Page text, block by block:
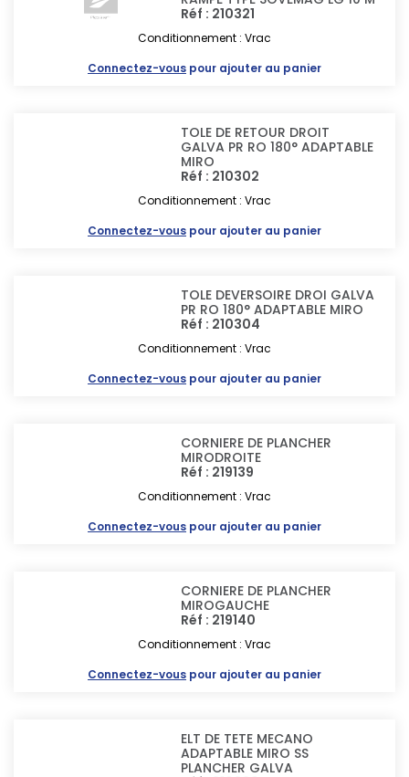
Réf : 210321
Conditionnement : Vrac
Connectez-vous pour ajouter au panier
TOLE DE RETOUR DROIT
GALVA PR RO 180° ADAPTABLE
MIRO
Réf : 210302
Conditionnement : Vrac
Connectez-vous pour ajouter au panier
TOLE DEVERSOIRE DROI GALVA
PR RO 180° ADAPTABLE MIRO
Réf : 210304
Conditionnement : Vrac
Connectez-vous pour ajouter au panier
CORNIERE DE PLANCHER
MIRODROITE
Réf : 219139
Conditionnement : Vrac
Connectez-vous pour ajouter au panier
CORNIERE DE PLANCHER
MIROGAUCHE
Réf : 219140
Conditionnement : Vrac
Connectez-vous pour ajouter au panier
ELT DE TETE MECANO
ADAPTABLE MIRO SS
PLANCHER GALVA